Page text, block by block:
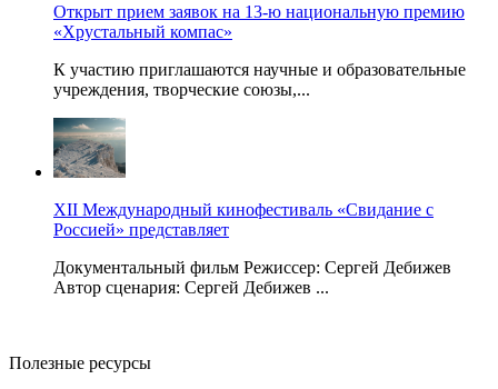
Открыт прием заявок на 13-ю национальную премию
«Хрустальный компас»
К участию приглашаются научные и образовательные
учреждения, творческие союзы,...
XII Международный кинофестиваль «Свидание с
Россией» представляет
Документальный фильм Режиссер: Сергей Дебижев
Автор сценария: Сергей Дебижев ...
Полезные ресурсы